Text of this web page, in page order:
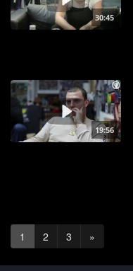
30:45
19:56
1 2 3 »